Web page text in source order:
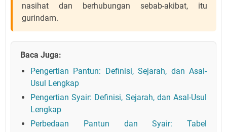
nasihat dan berhubungan sebab-akibat, itu
gurindam.
Baca Juga:
Pengertian Pantun: Definisi, Sejarah, dan Asal-
Usul Lengkap
Pengertian Syair: Definisi, Sejarah, dan Asal-Usul
Lengkap
Perbedaan Pantun dan Syair: Tabel